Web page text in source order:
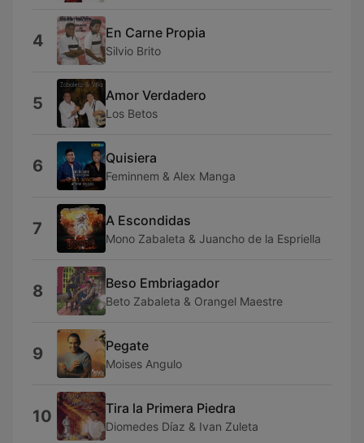
4 En Carne Propia
Silvio Brito
5 Amor Verdadero
Los Betos
6 Quisiera
Feminnem & Alex Manga
7 A Escondidas
Mono Zabaleta & Juancho de la Espriella
8 Beso Embriagador
Beto Zabaleta & Orangel Maestre
9 Pegate
Moises Angulo
10 Tira la Primera Piedra
Diomedes Díaz & Ivan Zuleta